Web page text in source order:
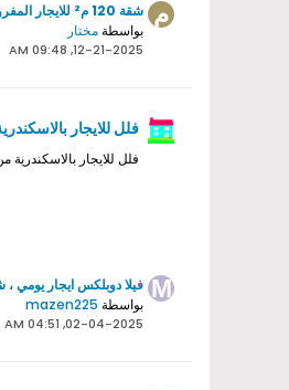
شقة 120 م² للايجار المفروش في سيدي جابر السعر : 15.000
بواسطةمختار
12-21-2025, 09:48 AM
فلل للايجار
فلل للايجار بالاسكندرية
فيلا دوبلكس ايجار يومي
بواسطة mazen225
02-04-2025, 04:51 AM